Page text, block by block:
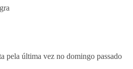
pela última vez no domingo passado